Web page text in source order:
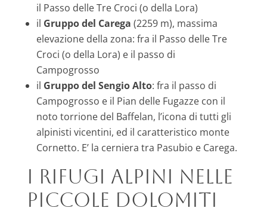
il Passo delle Tre Croci (o della Lora)
il Gruppo del Carega (2259 m), massima
elevazione della zona: fra il Passo delle Tre
Croci (o della Lora) e il passo di
Campogrosso
il Gruppo del Sengio Alto: fra il passo di
Campogrosso e il Pian delle Fugazze con il
noto torrione del Baffelan, l’icona di tutti gli
alpinisti vicentini, ed il caratteristico monte
Cornetto. E’ la cerniera tra Pasubio e Carega.
I rifugi alpini nelle
Piccole Dolomiti